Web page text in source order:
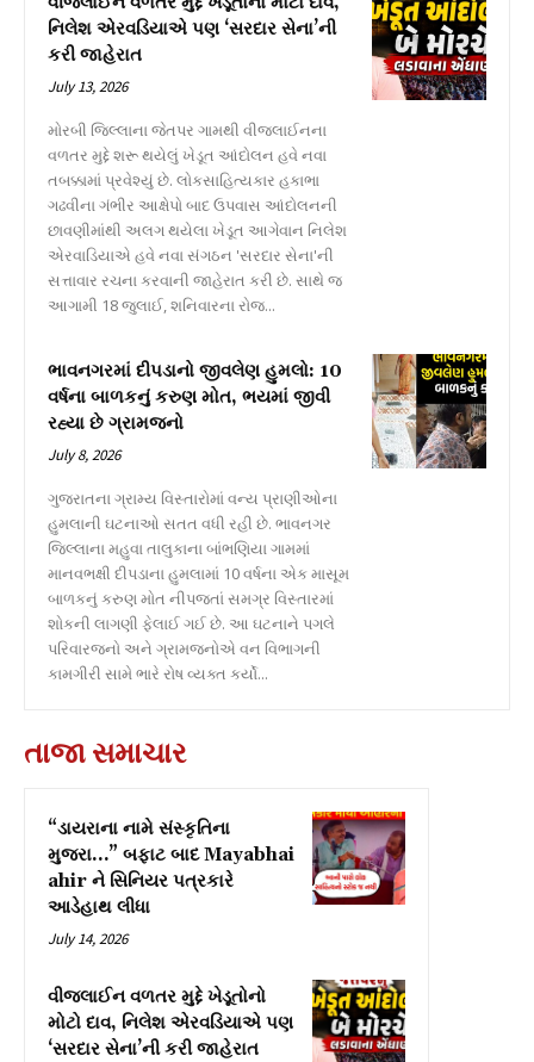
નિલેશ એરવડિયાએ પણ ‘સરદાર સેના’ની
કરી જાહેરાત
July 13, 2026
મોરબી જિલ્લાના જેતપર ગામથી વીજલાઈનના
વળતર મુદ્દે શરૂ થયેલું ખેડૂત આંદોલન હવે નવા
તબક્કામાં પ્રવેશ્યું છે. લોકસાહિત્યકાર હકાભા
ગઢવીના ગંભીર આક્ષેપો બાદ ઉપવાસ આંદોલનની
છાવણીમાંથી અલગ થયેલા ખેડૂત આગેવાન નિલેશ
એરવાડિયાએ હવે નવા સંગઠન 'સરદાર સેના'ની
સત્તાવાર રચના કરવાની જાહેરાત કરી છે. સાથે જ
આગામી 18 જુલાઈ, શનિવારના રોજ...
ભાવનગરમાં દીપડાનો જીવલેણ હુમલો: 10
વર્ષના બાળકનું કરુણ મોત, ભયમાં જીવી
રહ્યા છે ગ્રામજનો
July 8, 2026
ગુજરાતના ગ્રામ્ય વિસ્તારોમાં વન્ય પ્રાણીઓના
હુમલાની ઘટનાઓ સતત વધી રહી છે. ભાવનગર
જિલ્લાના મહુવા તાલુકાના બાંભણિયા ગામમાં
માનવભક્ષી દીપડાના હુમલામાં 10 વર્ષના એક માસૂમ
બાળકનું કરુણ મોત નીપજતાં સમગ્ર વિસ્તારમાં
શોકની લાગણી ફેલાઈ ગઈ છે. આ ઘટનાને પગલે
પરિવારજનો અને ગ્રામજનોએ વન વિભાગની
કામગીરી સામે ભારે રોષ વ્યક્ત કર્યો...
તાજા સમાચાર
“ડાયરાના નામે સંસ્કૃતિના
મુજરા…” બફાટ બાદ Mayabhai
ahir ને સિનિયર પત્રકારે
આડેહાથ લીધા
July 14, 2026
વીજલાઈન વળતર મુદ્દે ખેડૂતોનો
મોટો દાવ, નિલેશ એરવડિયાએ પણ
‘સરદાર સેના’ની કરી જાહેરાત